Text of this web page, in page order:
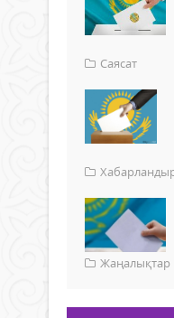
Саясат
Жаңалықтар